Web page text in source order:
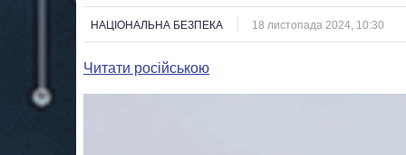
НАЦІОНАЛЬНА БЕЗПЕКА 18 листопада 2024, 10:30
Читати російською